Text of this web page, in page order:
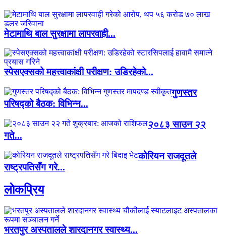
मेटामाथि बाल सुरक्षामा लापरवाही...
स्पेसएक्सको महत्त्वाकांक्षी परीक्षण: उडिरहेको...
गुणस्तर
परिषद्को बैठक: विभिन्न...
२०८३ साउन २२
गते...
कोरियन राजदूतले
राष्ट्रपतिसँग गरे...
लाेकप्रिय
भरतपुर अस्पतालले शारदानगर स्वास्थ्य...